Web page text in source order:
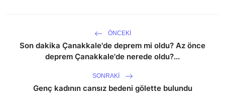
ÖNCEKI
Son dakika Çanakkale'de deprem mi oldu? Az önce
deprem Çanakkale'de nerede oldu?...
SONRAKI
Genç kadının cansız bedeni gölette bulundu